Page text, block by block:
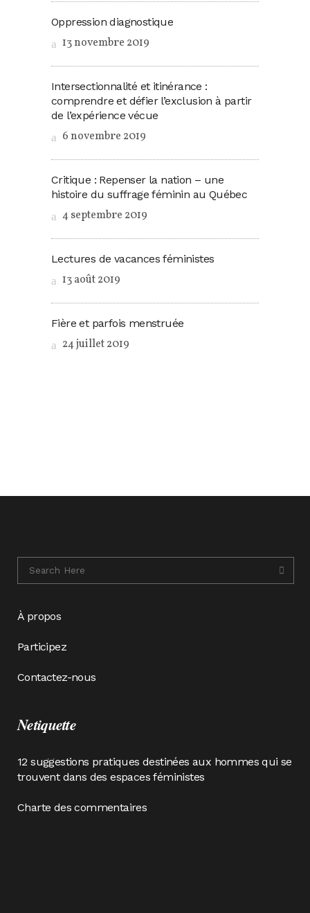
Oppression diagnostique
13 novembre 2019
Intersectionnalité et itinérance :
comprendre et défier l’exclusion à partir
de l’expérience vécue
6 novembre 2019
Critique : Repenser la nation – une
histoire du suffrage féminin au Québec
4 septembre 2019
Lectures de vacances féministes
13 août 2019
Fière et parfois menstruée
24 juillet 2019
À propos
Participez
Contactez-nous
Netiquette
12 suggestions pratiques destinées aux hommes qui se
trouvent dans des espaces féministes
Charte des commentaires